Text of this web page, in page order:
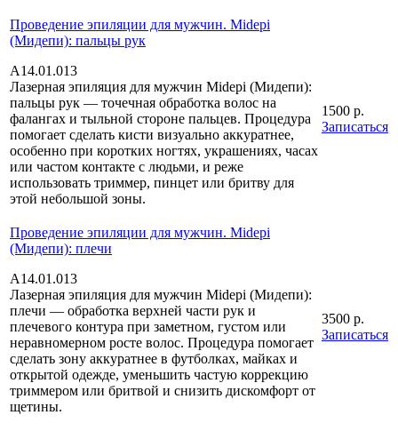
Проведение эпиляции для мужчин. Midepi
(Мидепи): пальцы рук
А14.01.013
Лазерная эпиляция для мужчин Midepi (Мидепи):
пальцы рук — точечная обработка волос на
фалангах и тыльной стороне пальцев. Процедура
помогает сделать кисти визуально аккуратнее,
особенно при коротких ногтях, украшениях, часах
или частом контакте с людьми, и реже
использовать триммер, пинцет или бритву для
этой небольшой зоны.
1500 р.
Записаться
Проведение эпиляции для мужчин. Midepi
(Мидепи): плечи
А14.01.013
Лазерная эпиляция для мужчин Midepi (Мидепи):
плечи — обработка верхней части рук и
плечевого контура при заметном, густом или
неравномерном росте волос. Процедура помогает
сделать зону аккуратнее в футболках, майках и
открытой одежде, уменьшить частую коррекцию
триммером или бритвой и снизить дискомфорт от
щетины.
3500 р.
Записаться